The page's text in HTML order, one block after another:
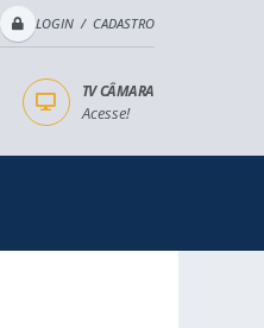
LOGIN / CADASTRO
TV CÂMARA
Acesse!